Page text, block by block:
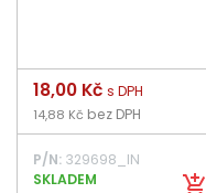
add_shopping_cart
Cena
18,00 Kč s DPH
14,88 Kč bez DPH
P/N: 329698_IN
SKLADEM